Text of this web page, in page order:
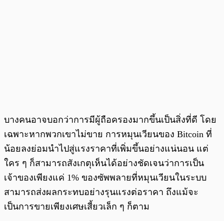
บางคนอาจบอกว่าการมีผู้ถือครองมากขึ้นเป็นสิ่งที่ดี โดย
เฉพาะหากพวกเขาไม่ขาย การหมุนเวียนของ Bitcoin ที่
น้อยลงย่อมนำไปสู่แรงราคาที่เพิ่มขึ้นอย่างแน่นอน แต่
ใคร ๆ ก็สามารถสังเกตุเห็นได้อย่างชัดเจนว่าการเป็น
เจ้าของเพียงแค่ 1% ของซัพพลายที่หมุนเวียนในระบบ
สามารถส่งผลกระทบอย่างรุนแรงต่อราคา ถึงแม้จะ
เป็นการขายเพียงเศษเสี้ยวเล็ก ๆ ก็ตาม